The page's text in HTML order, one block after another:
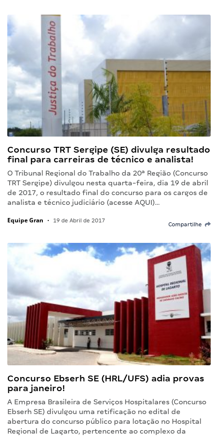
Concurso TRT Sergipe (SE) divulga resultado
final para carreiras de técnico e analista!
O Tribunal Regional do Trabalho da 20ª Região (Concurso
TRT Sergipe) divulgou nesta quarta-feira, dia 19 de abril
de 2017, o resultado final do concurso para os cargos de
analista e técnico judiciário (acesse AQUI)…
Equipe Gran • 19 de Abril de 2017
Compartilhe
Concurso Ebserh SE (HRL/UFS) adia provas
para janeiro!
A Empresa Brasileira de Serviços Hospitalares (Concurso
Ebserh SE) divulgou uma retificação no edital de
abertura do concurso público para lotação no Hospital
Regional de Lagarto, pertencente ao complexo da